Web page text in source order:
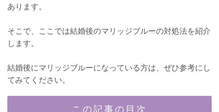
あります。
そこで、ここでは結婚後のマリッジブルーの対処法を紹介
します。
結婚後にマリッジブルーになっている方は、ぜひ参考にし
てみてください。
この記事の目次